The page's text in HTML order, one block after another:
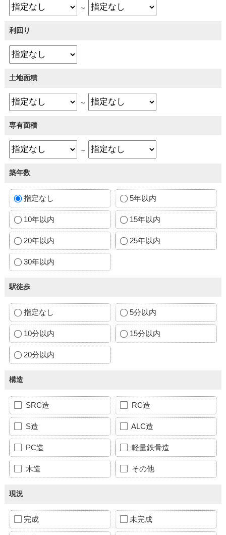
～
利回り
土地面積
～
専有面積
～
築年数
指定なし 5年以内
10年以内 15年以内
20年以内 25年以内
30年以内
駅徒歩
指定なし 5分以内
10分以内 15分以内
20分以内
構造
SRC造 RC造
S造 ALC造
PC造 軽量鉄骨造
木造 その他
現況
完成 未完成